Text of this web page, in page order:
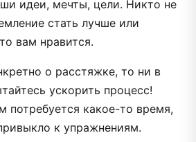
идеи, мечты, цели. Никто не
стать лучше или
вам нравится.
о расстяжке, то ни в
ускорить процесс!
потребуется какое-то время,
к упражнениям.